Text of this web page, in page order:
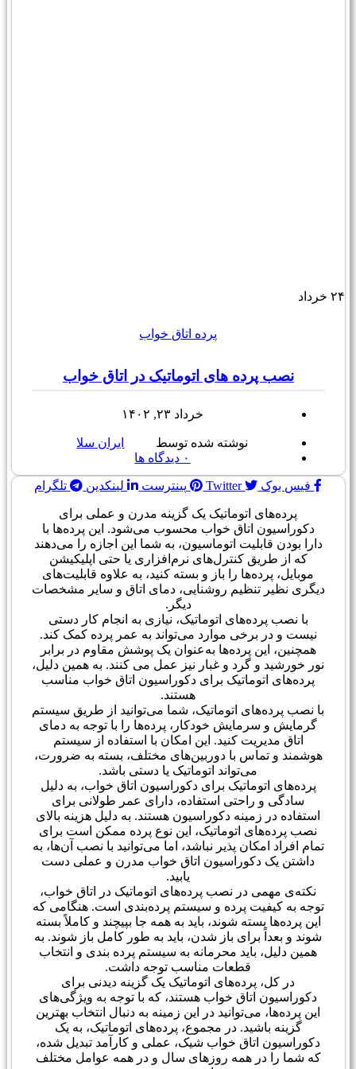
۲۴ خرداد
پرده اتاق خواب
نصب پرده های اتوماتیک در اتاق خواب
خرداد ۲۳, ۱۴۰۲
نوشته شده توسط
ایران سلا
۰ دیدگاه ها
فیس بوک Twitter پینترست لینکدین تلگرام
پرده‌های اتوماتیک یک گزینه مدرن و عملی برای
دکوراسیون اتاق خواب محسوب می‌شود. این پرده‌ها با
دارا بودن قابلیت اتوماسیون، به شما این اجازه را می‌دهند
که از طریق کنترل‌های نرم‌افزاری یا حتی اپلیکیشن
موبایل، پرده‌ها را باز و بسته کنید، به علاوه قابلیت‌های
دیگری نظیر تنظیم روشنایی، دمای اتاق و سایر مشخصات
دیگر.
با نصب پرده‌های اتوماتیک، نیازی به انجام کار دستی
نیست و در برخی موارد می‌تواند به عمر پرده کمک کند.
همچنین، این پرده‌ها به‌عنوان یک پوشش مقاوم در برابر
نور خورشید و گرد و غبار نیز عمل می کنند. به همین دلیل،
پرده‌های اتوماتیک برای دکوراسیون اتاق خواب مناسب
هستند.
با نصب پرده‌های اتوماتیک، شما می‌توانید از طریق سیستم
گرمایش و سرمایش خودکار، پرده‌ها را با توجه به دمای
اتاق مدیریت کنید. این امکان با استفاده از سیستم
هوشمند و تماس با دوربین‌های مختلف، بسته به ضرورت،
می‌تواند اتوماتیک یا دستی باشد.
پرده‌های اتوماتیک برای دکوراسیون اتاق خواب، به دلیل
سادگی و راحتی استفاده، دارای عمر طولانی برای
استفاده در زمینه دکوراسیون هستند. به دلیل هزینه بالای
نصب پرده‌های اتوماتیک، این نوع پرده ممکن است برای
تمام افراد امکان پذیر نباشد، اما می‌توانید با نصب آن‌ها، به
داشتن یک دکوراسیون اتاق خواب مدرن و عملی دست
یابید.
نکته‌ی مهمی در نصب پرده‌های اتوماتیک در اتاق خواب،
توجه به کیفیت پرده و سیستم پرده‌بندی است. هنگامی که
این پرده‌ها بسته شوند، باید به همه جا بپیچند و کاملاً بسته
شوند و بعداً برای باز شدن، باید به طور کامل باز شوند. به
همین دلیل، باید محرمانه به سیستم پرده بندی و انتخاب
قطعات مناسب توجه داشت.
در کل، پرده‌های اتوماتیک یک گزینه دیدنی برای
دکوراسیون اتاق خواب هستند، که با توجه به ویژگی‌های
این پرده‌ها، می‌توانید در این زمینه به دنبال انتخاب بهترین
گزینه باشید. در مجموع، پرده‌های اتوماتیک، به یک
دکوراسیون اتاق خواب شیک، عملی و کارآمد تبدیل شده،
که شما را در همه روزهای سال و در همه عوامل مختلف